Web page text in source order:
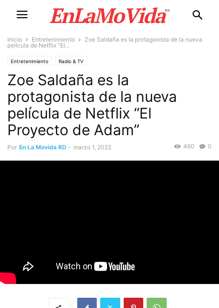
Inicio Entretenimiento
Zoe Saldaña es la protagonista de la nueva
película de Netflix “El...
Entretenimiento Radio & TV
Zoe Saldaña es la
protagonista de la nueva
película de Netflix “El
Proyecto de Adam”
Por En La Movida RD - marzo 1, 2022 0
460